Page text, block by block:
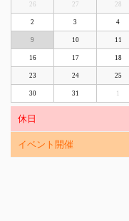
26 27 28
2 3 4
9 10 11
16 17 18
23 24 25
30 31 1
休日
イベント開催